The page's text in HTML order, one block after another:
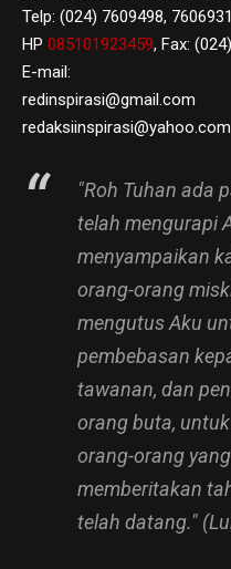
Telp: (024) 7609498,
HP 085101923459, Fax:
E-mail:
redinspirasi@gmail.com
redaksiinspirasi@yahoo.com
"Roh Tuhan ada
telah mengurapi
menyampaikan
orang-orang
mengutus Aku
pembebasan
tawanan, dan
orang buta,
orang-orang
memberitakan
telah datang."